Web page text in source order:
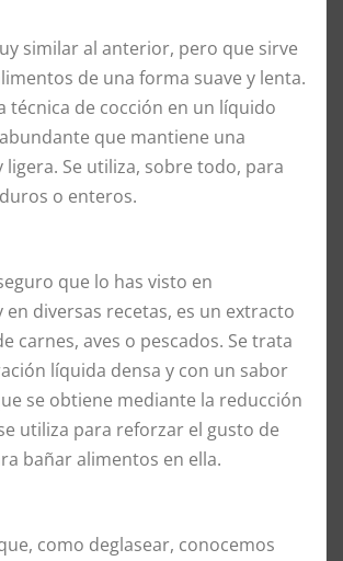
similar al anterior, pero que sirve
de una forma suave y lenta.
técnica de cocción en un líquido
que mantiene una
Se utiliza, sobre todo, para
o enteros.
que lo has visto en
diversas recetas, es un extracto
carnes, aves o pescados. Se trata
líquida densa y con un sabor
se obtiene mediante la reducción
utiliza para reforzar el gusto de
bañar alimentos en ella.
como deglasear, conocemos